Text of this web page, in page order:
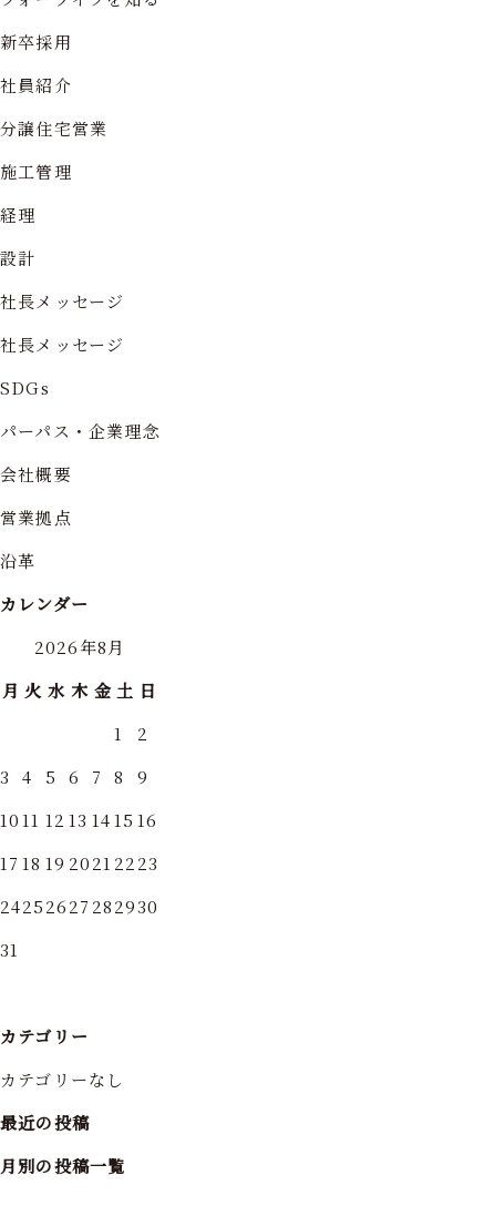
新卒採用
社員紹介
分譲住宅営業
施工管理
経理
設計
社長メッセージ
社長メッセージ
SDGs
パーパス・企業理念
会社概要
営業拠点
沿革
カレンダー
2026年8月
月 火 水 木 金 土 日
1
2
3
4 5 6 7 8
9
1011 12 13 1415 16
17 18 19 2021 22 23
24252627 282930
31
カテゴリー
カテゴリーなし
最近の投稿
月別の投稿一覧